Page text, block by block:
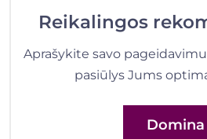
Reikalingos
Aprašykite savo
pasiūlys Jums
Domina